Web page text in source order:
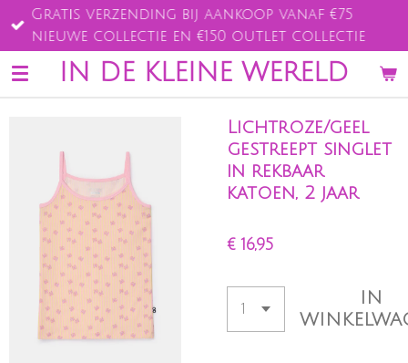
Ga
direct
naar
de
IN DE KLEINE WERELD
Gratis verzending bij aankoop vanaf €75
nieuwe collectie en €150 outlet collectie
Lichtroze/geel
gestreept singlet
in rekbaar
katoen, 2 jaar
€ 16,95
IN